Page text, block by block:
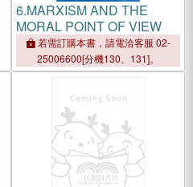
6.MARXISM AND THE
MORAL POINT OF VIEW
若需訂購本書，請電洽客服 02-
25006600[分機130、131]。